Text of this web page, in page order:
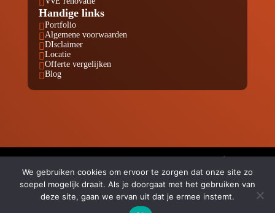

Handige links
Portfolio
Algemene voorwaarden
DIsclaimer
 Locatie
 Offerte vergelijken
 Blog
© Copyright Renovatie Nu KVK 80811280 |Website laten
maken door Flexamedia
Privacyverklaring|Disclaimer|Algemene Voorwaarden
We gebruiken cookies om ervoor te zorgen dat onze site zo
soepel mogelijk draait. Als je doorgaat met het gebruiken van
deze site, gaan we ervan uit dat je ermee instemt.